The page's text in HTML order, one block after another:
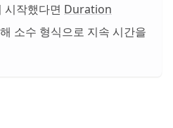
시작했다면 Duration
소수 형식으로 지속 시간을